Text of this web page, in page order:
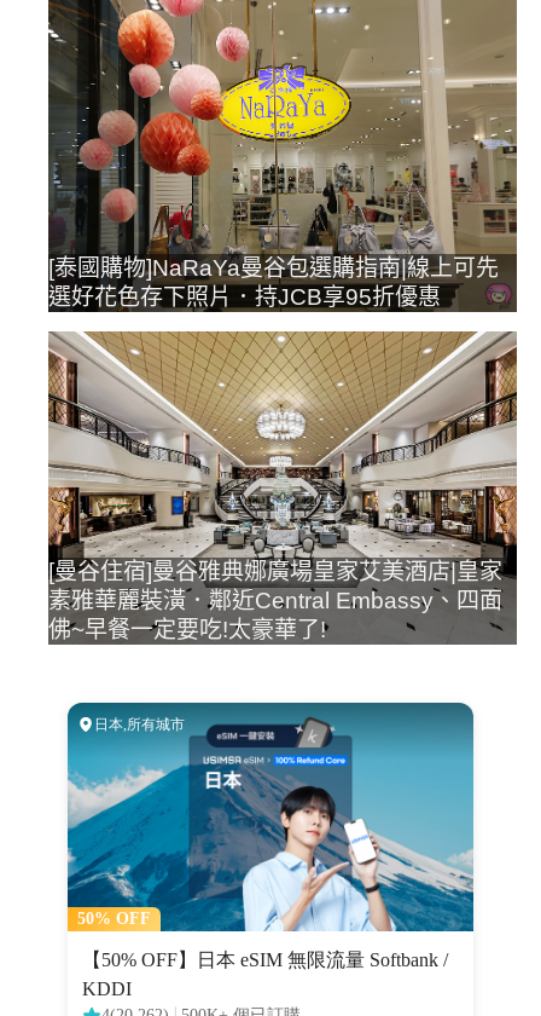
[泰國購物]NaRaYa曼谷包選購指南|線上可先
選好花色存下照片．持JCB享95折優惠
[曼谷住宿]曼谷雅典娜廣場皇家艾美酒店|皇家
素雅華麗裝潢．鄰近Central Embassy、四面
佛~早餐一定要吃!太豪華了!